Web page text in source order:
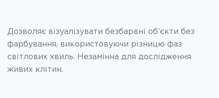
Дозволяє візуалізувати безбарвні об’єкти без
фарбування, використовуючи різницю фаз
світлових хвиль. Незамінна для дослідження
живих клітин.